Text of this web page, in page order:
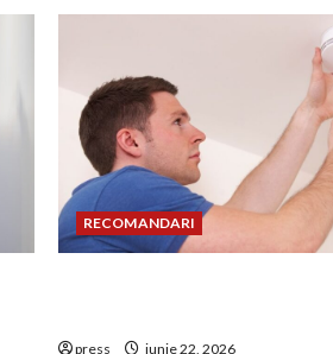
RECOMANDARI
press iunie 22, 2026